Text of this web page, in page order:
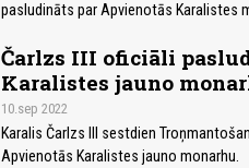
pasludināts par Apvienotās Karalistes
Čarlzs III oficiāli
Karalistes jauno
10.sep 2022
Karalis Čarlzs III sestdien
Apvienotās Karalistes jauno monarhu.